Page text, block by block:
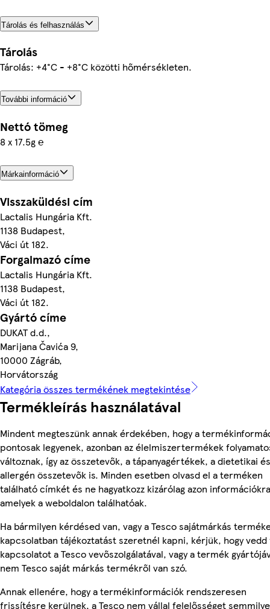
Tárolás és felhasználás
Tárolás
Tárolás: +4°C - +8°C közötti hőmérsékleten.
További információ
Nettó tömeg
8 x 17.5g ℮
Márkainformáció
Visszaküldési cím
Lactalis Hungária Kft.
1138 Budapest,
Váci út 182.
Forgalmazó címe
Lactalis Hungária Kft.
1138 Budapest,
Váci út 182.
Gyártó címe
DUKAT d.d.,
Marijana Čavića 9,
10000 Zágráb,
Horvátország
Kategória összes termékének megtekintése
Termékleírás használatával
Mindent megteszünk annak érdekében, hogy a
pontosak legyenek, azonban az élelmiszertermékek
változnak, így az összetevők, a tápanyagértékek, a dietetikai és
allergén összetevők is. Minden esetben olvasd el a terméken
található címkét és ne hagyatkozz kizárólag azon
amelyek a weboldalon találhatóak.
Ha bármilyen kérdésed van, vagy a Tesco sajátmárkás
kapcsolatban tájékoztatást szeretnél kapni, kérjük, hogy vedd
kapcsolatot a Tesco vevőszolgálatával, vagy a termék
nem Tesco saját márkás termékről van szó.
Annak ellenére, hogy a termékinformációk rendszeresen
frissítésre kerülnek, a Tesco nem vállal felelősséget